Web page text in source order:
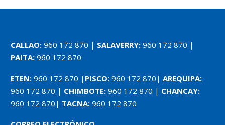
CALLAO: 960 172 870 | SALAVERRY: 960 172 870 |
PAITA: 960 172 870
ETEN: 960 172 870 | PISCO: 960 172 870| AREQUIPA:
960 172 870 | CHIMBOTE: 960 172 870 | CHANCAY:
960 172 870| TACNA: 960 172 870